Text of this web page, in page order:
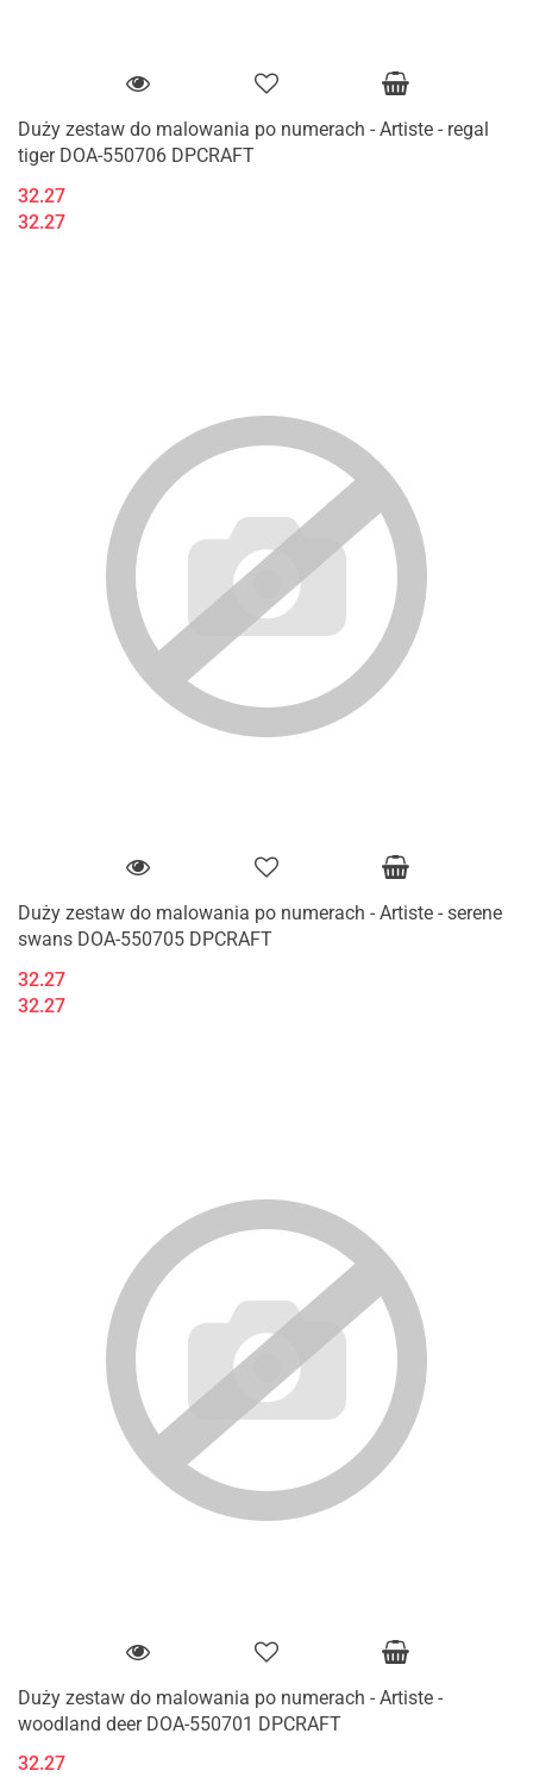
Duży zestaw do malowania po numerach - Artiste - regal
tiger DOA-550706 DPCRAFT
32.27
32.27
Duży zestaw do malowania po numerach - Artiste - serene
swans DOA-550705 DPCRAFT
32.27
32.27
Duży zestaw do malowania po numerach - Artiste -
woodland deer DOA-550701 DPCRAFT
32.27